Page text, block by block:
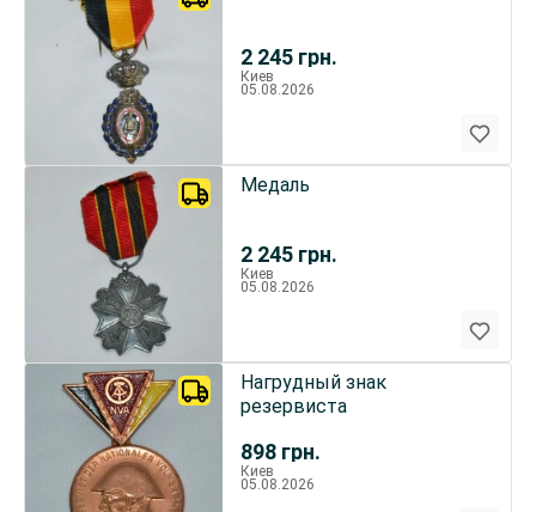
2 245 грн.
Киев
05.08.2026
2 245 грн.
Медаль
Киев
05.08.2026
898 грн.
Нагрудный знак
резервиста
Киев
05.08.2026